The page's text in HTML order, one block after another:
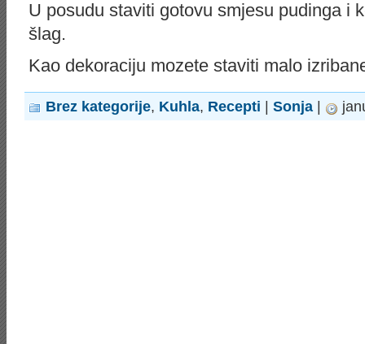
U posudu staviti gotovu smjesu pudinga i
šlag.
Kao dekoraciju mozete staviti malo
Brez kategorije, Kuhla, Recepti Sonja